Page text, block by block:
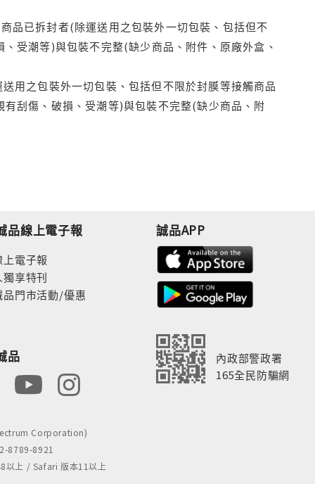
品已拆封者(除運送用之包裝外一切包裝、包括但不
受潮等)與包裝不完整(缺少商品、附件、原廠外盒、
用之包裝外一切包裝、包括但不限於封膜等接觸商品
刮傷、破損、受潮等)與包裝不完整(缺少商品、附
品線上電子報
電子報
享特刊
品門市活動/優惠
品
誠品APP
內政部警政署
165全民防騙網
Corporation)
8789-8921
以上 / Safari 版本11以上